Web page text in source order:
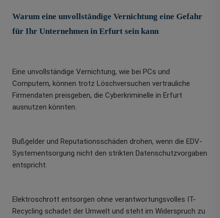
Warum eine unvollständige Vernichtung eine Gefahr
für Ihr Unternehmen in Erfurt sein kann
Eine unvollständige Vernichtung, wie bei PCs und
Computern, können trotz Löschversuchen vertrauliche
Firmendaten preisgeben, die Cyberkriminelle in Erfurt
ausnutzen könnten.
Bußgelder und Reputationsschäden drohen, wenn die EDV-
Systementsorgung nicht den strikten Datenschutzvorgaben
entspricht.
Elektroschrott entsorgen ohne verantwortungsvolles IT-
Recycling schadet der Umwelt und steht im Widerspruch zu